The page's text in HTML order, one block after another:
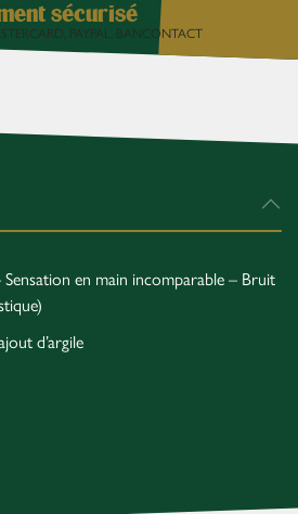
sécurisé
PAYPAL, BANCONTACT
en main incomparable – Bruit
d’argile